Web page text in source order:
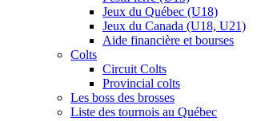
Jeux du Québec (U18)
Jeux du Canada (U18, U21)
Aide financière et bourses
Colts
Circuit Colts
Provincial colts
Les boss des brosses
Liste des tournois au Québec